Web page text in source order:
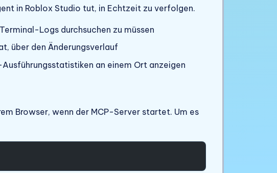
in Roblox Studio tut, in Echtzeit zu verfolgen.
Logs durchsuchen zu müssen
über den Änderungsverlauf
an einem Ort anzeigen
Browser, wenn der MCP-Server startet. Um es